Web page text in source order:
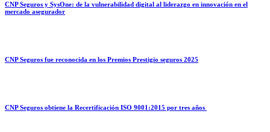
CNP Seguros y SysOne: de la vulnerabilidad digital al liderazgo en innovación en el
mercado asegurador
CNP Seguros fue reconocida en los Premios Prestigio seguros 2025
CNP Seguros obtiene la Recertificación ISO 9001:2015 por tres años